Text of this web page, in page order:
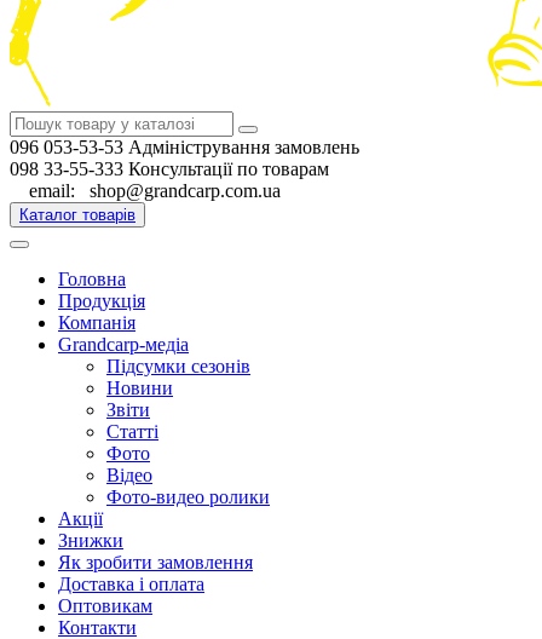
096 053-53-53 Адміністрування замовлень
098 33-55-333 Консультації по товарам
email: shop@grandcarp.com.ua
Каталог товарів
Головна
Продукція
Компанія
Grandcarp-медіа
Підсумки сезонів
Новини
Звіти
Статті
Фото
Відео
Фото-видео ролики
Акції
Знижки
Як зробити замовлення
Доставка і оплата
Оптовикам
Контакти